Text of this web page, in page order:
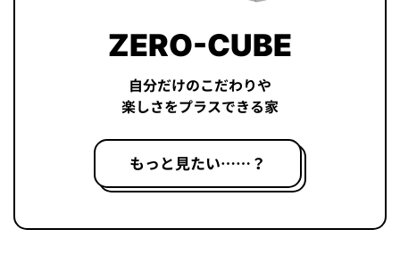
ZERO-CUBE
自分だけのこだわりや
楽しさをプラスできる家
もっと見たい……？